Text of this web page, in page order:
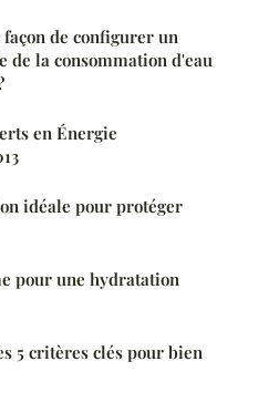
de configurer un
de la consommation d'eau
en Énergie
idéale pour protéger
pour une hydratation
5 critères clés pour bien